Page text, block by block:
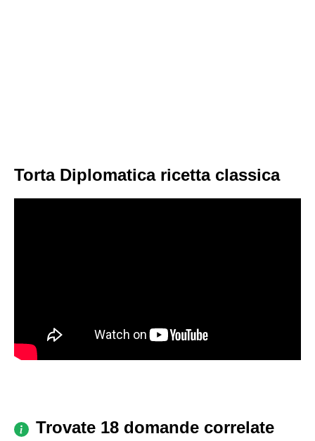
Torta Diplomatica ricetta classica
Trovate 18 domande correlate